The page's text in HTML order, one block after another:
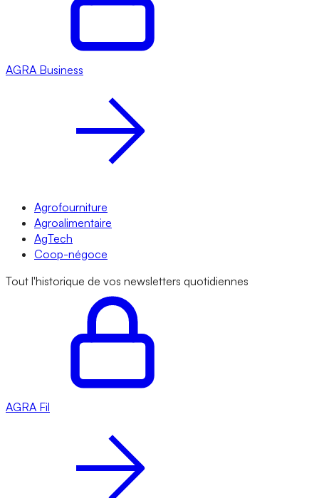
AGRA Business
Agrofourniture
Agroalimentaire
AgTech
Coop-négoce
Tout l'historique de vos newsletters quotidiennes
AGRA Fil